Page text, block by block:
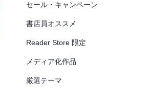
セール・キャンペーン
書店員オススメ
Reader Store 限定
メディア化作品
厳選テーマ